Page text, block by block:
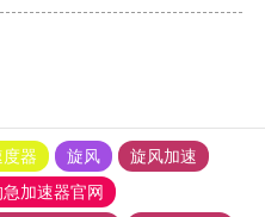
器 旋风
旋风加速
急加速器官网